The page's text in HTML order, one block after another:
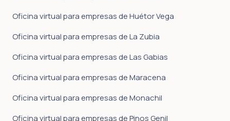
Oficina virtual para empresas de Huétor Vega
Oficina virtual para empresas de La Zubia
Oficina virtual para empresas de Las Gabias
Oficina virtual para empresas de Maracena
Oficina virtual para empresas de Monachil
Oficina virtual para empresas de Pinos Genil